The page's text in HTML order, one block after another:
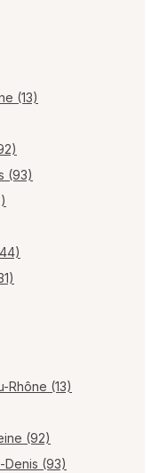
(13)
(93)
Rhône (13)
(92)
Denis (93)